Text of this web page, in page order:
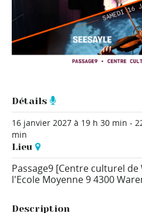
Détails
16 janvier 2027 à 19 h 30 min -
min
Lieu
Passage9 [Centre culturel de
l'Ecole Moyenne 94300
Description